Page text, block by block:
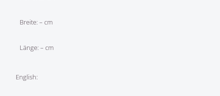
Breite: – cm
Länge: – cm
English: